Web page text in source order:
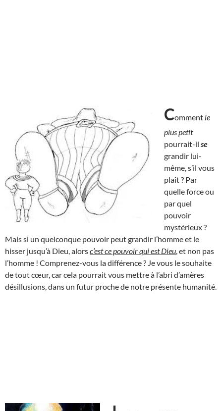
Comment le
plus petit
pourrait-il se
grandir lui-
même, s’il vous
plaît ? Par
quelle force ou
par quel
pouvoir
mystérieux ?
Mais si un quelconque pouvoir peut grandir l’homme et le
hisser jusqu’à Dieu, alorsc’est ce pouvoir qui est Dieu , et non pas
l’homme ! Comprenez-vous la différence ? Je vous le souhaite
de tout cœur, car cela pourrait vous mettre à l’abri d’amères
désillusions, dans un futur proche de notre présente humanité.